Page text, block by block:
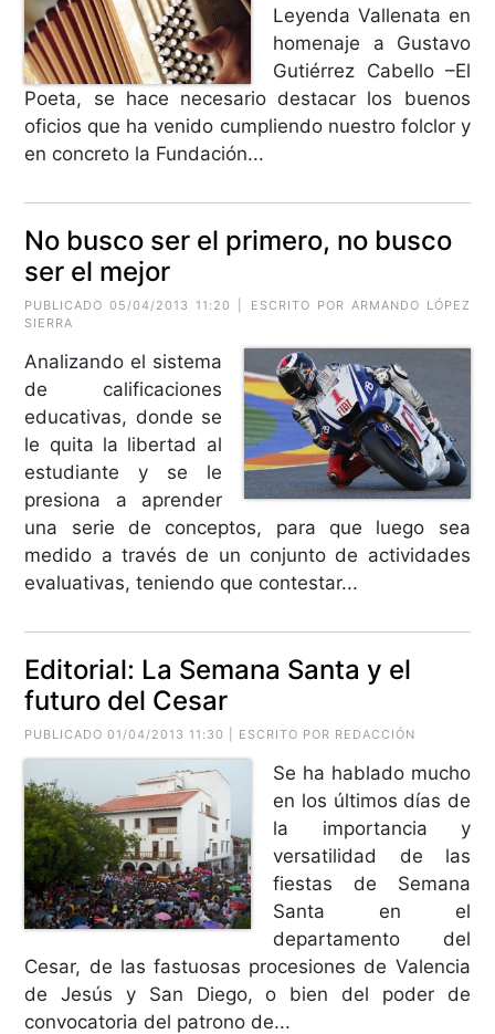
Leyenda Vallenata en
homenaje a Gustavo
Gutiérrez Cabello –El
Poeta, se hace necesario destacar los buenos
oficios que ha venido cumpliendo nuestro folclor y
en concreto la Fundación...
No busco ser el primero, no busco
ser el mejor
PUBLICADO 05/04/2013 11:20 | ESCRITO POR ARMANDO LÓPEZ
SIERRA
Analizando el sistema
de calificaciones
educativas, donde se
le quita la libertad al
estudiante y se le
presiona a aprender
una serie de conceptos, para que luego sea
medido a través de un conjunto de actividades
evaluativas, teniendo que contestar...
Editorial: La Semana Santa y el
futuro del Cesar
PUBLICADO 01/04/2013 11:30 | ESCRITO POR REDACCIÓN
Se ha hablado mucho
en los últimos días de
la importancia y
versatilidad de las
fiestas de Semana
Santa en el
departamento del
Cesar, de las fastuosas procesiones de Valencia
de Jesús y San Diego, o bien del poder de
convocatoria del patrono de...